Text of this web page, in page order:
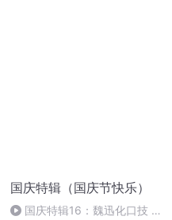
国庆特辑（国庆节快乐）
国庆特辑16：魏迅化口技 二